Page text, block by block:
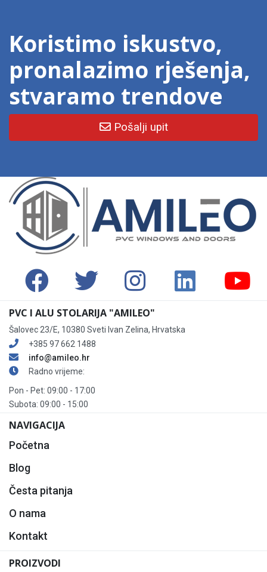
Koristimo iskustvo,
pronalazimo rješenja,
stvaramo trendove
Pošalji upit
PVC I ALU STOLARIJA "AMILEO"
Šalovec 23/E, 10380 Sveti Ivan Zelina, Hrvatska
+385 97 662 1488
info@amileo.hr
Radno vrijeme:
Pon - Pet: 09:00 - 17:00
Subota: 09:00 - 15:00
NAVIGACIJA
Početna
Blog
Česta pitanja
O nama
Kontakt
PROIZVODI